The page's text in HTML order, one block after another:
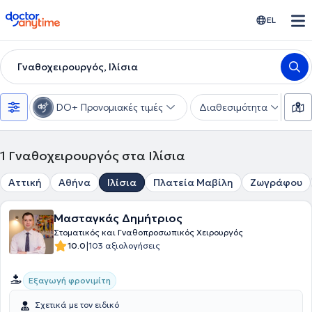
doctoranytime EL
Γναθοχειρουργός, Ιλίσια
DO+ Προνομιακές τιμές Διαθεσιμότητα
1 Γναθοχειρουργός στα Ιλίσια
Αττική Αθήνα Ιλίσια Πλατεία Μαβίλη Ζωγράφου
Μασταγκάς Δημήτριος
Στοματικός και Γναθοπροσωπικός Χειρουργός
10.0|103 αξιολογήσεις
Εξαγωγή φρονιμίτη
Σχετικά με τον ειδικό